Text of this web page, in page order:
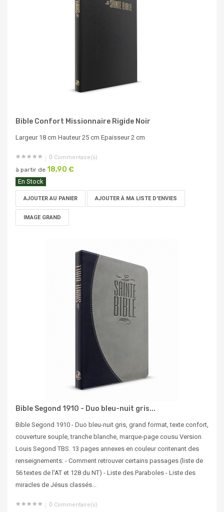
Bible Confort Missionnaire Rigide Noir
Largeur 18 cm Hauteur 25 cm Epaisseur 2 cm
0 Commentaire(s)
à partir de 18,90 €
En Stock
AJOUTER AU PANIER AJOUTER À MA LISTE D'ENVIES
IMAGE GRAND
Bible Segond 1910 - Duo bleu-nuit gris...
Bible Segond 1910 - Duo bleu-nuit gris, grand format, texte confort,
couverture souple, tranche blanche, marque-page cousu Version
Louis Segond TBS. 13 pages annexes en couleur contenant des
renseignements: - Comment retrouver certains passages (liste de
56 textes de l'AT et 128 du NT) - Liste des Paraboles - Liste des
miracles de Jésus classés...
0 Commentaire(s)